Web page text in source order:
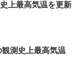
上最高気温を更新
測史上最高気温